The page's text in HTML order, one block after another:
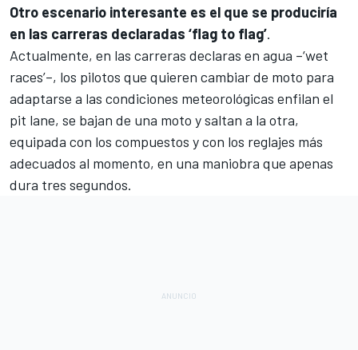
Otro escenario interesante es el que se produciría
en las carreras declaradas ‘flag to flag’.
Actualmente, en las carreras declaras en agua –‘wet
races’–, los pilotos que quieren cambiar de moto para
adaptarse a las condiciones meteorológicas enfilan el
pit lane, se bajan de una moto y saltan a la otra,
equipada con los compuestos y con los reglajes más
adecuados al momento, en una maniobra que apenas
dura tres segundos.